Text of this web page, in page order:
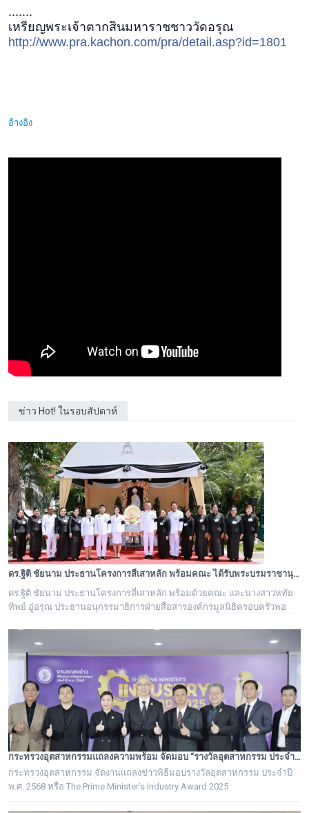
.......
เหรียญพระเจ้าตากสินมหาราชชาววัดอรุณ
http://www.pra.kachon.com/pra/detail.asp?id=1801
อ้างอิง
ข่าว Hot! ในรอบสัปดาห์
ดร.ฐิติ ชัยนาม ประธานโครงการสี่เสาหลัก พร้อมคณะ ได้รับพระบรมราชานุอนุญาตให้เป็นเจ้าภาพบำเพ็ญกุศล ถวายพระบรมศพ สมเด็จพระนางเจ้าสิริกิติ์ พระบรมราชชนนีพันปีหลวง
ดร.ฐิติ ชัยนาม ประธานโครงการสี่เสาหลัก พร้อมด้วยคณะ และนางสาวหทัย
ทิพย์ อู่อรุณ ประธานอนุกรรมาธิการฝ่ายสื่อสารองค์กรมูลนิธิครอบครัวพอ
กระทรวงอุตสาหกรรมแถลงความพร้อม จัดมอบ “รางวัลอุตสาหกรรม ประจำปี พ.ศ. 2568” เชิดชูผู้ประกอบการต้นแบบ ยกระดับอุตสาหกรรมไทยสู่ความเป็นเลิศอย่างยั่งยืน
กระทรวงอุตสาหกรรม จัดงานแถลงข่าวพิธีมอบรางวัลอุตสาหกรรม ประจำปี
พ.ศ. 2568 หรือ The Prime Minister’s Industry Award 2025